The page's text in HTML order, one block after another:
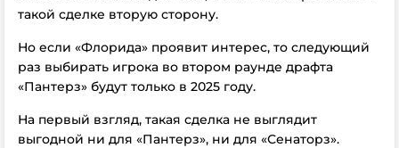
такой сделке вторую сторону.
Но если «Флорида» проявит интерес, то следующий
раз выбирать игрока во втором раунде драфта
«Пантерз» будут только в 2025 году.
На первый взгляд, такая сделка не выглядит
выгодной ни для «Пантерз», ни для «Сенаторз».